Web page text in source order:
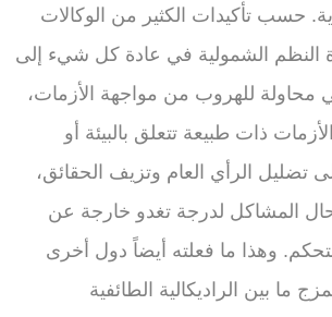
حسب تأكيدات الكثير من الوكالات
النظم الشمولية في عادة كل شيء إلى
محاولة للهروب من مواجهة الأزمات،
ذات طبيعة تتعلق بالبيئة أو
تضليل الرأي العام وتزيف الحقائق،
المشاكل لدرجة تغدو خارجة عن
وهذا ما فعلته أيضاً دول أخرى
ما بين الراديكالية الطائفية